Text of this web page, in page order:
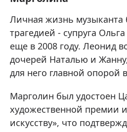
Личная жизнь музыканта
трагедией - супруга
еще в 2008 году. Леонид
дочерей Наталью и
для него главной опорой
Марголин был удостоен
художественной премии
искусству», что